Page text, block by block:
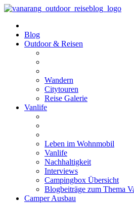
Blog
Outdoor & Reisen
Wandern
Citytouren
Reise Galerie
Vanlife
Leben im Wohnmobil
Vanlife
Nachhaltigkeit
Interviews
Campingbox Übersicht
Blogbeiträge zum Thema
Camper Ausbau